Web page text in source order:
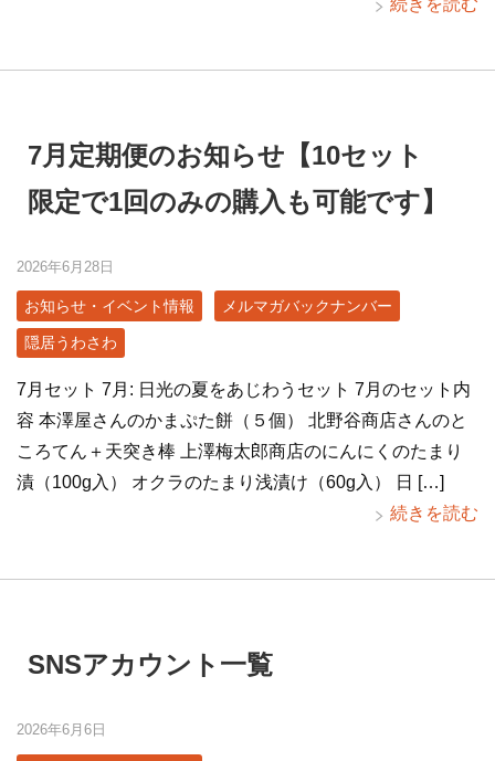
7月定期便のお知らせ【10セット
限定で1回のみの購入も可能です】
2026年6月28日
お知らせ・イベント情報 メルマガバックナンバー
隠居うわさわ
7月セット 7月: 日光の夏をあじわうセット 7月のセット内
容 本澤屋さんのかまぷた餅（５個） 北野谷商店さんのと
ころてん＋天突き棒 上澤梅太郎商店のにんにくのたまり
漬（100g入） オクラのたまり浅漬け（60g入） 日 […]
続きを読む
SNSアカウント一覧
2026年6月6日